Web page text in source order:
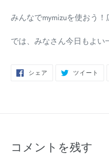
みんなでmymizuを使おう
では、みなさん今日もよい
シェア FACEBOOKツイート
コメントを残す